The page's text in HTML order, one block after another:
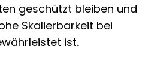
geschützt bleiben und
Skalierbarkeit bei
ist.